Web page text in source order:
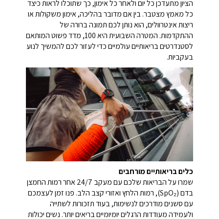
הציון מתעדכן כל יום ולאחר כל אימון, כך שתוכלו לראות כיצד
כל מאמץ מצטבר. בין אם מדובר בהליכה, אימון משקולות או
ריצות אינטרוולים, הוא נותן לכם תמונה ברורה של
ההתקדמות. המטרה השבועית היא 100, מדד פשוט המותאם
לסטנדרטים בריאותיים עולמיים כדי לעזור לכם להמשיך לנוע
בעקביות.
כלים בריאותיים מורחבים
שמרו על הבריאות שלכם עם מעקב 24/7 אחר רמות החמצן
בדם (SpO₂), רמות הלחץ ואזורי קצב הלב. פנו זמן לעצמכם
עם סשנים מודרכים לנשימות, בעוד תזכורות לשתייה
ולעמידה מעודדות הרגלים יומיומיים בריאים יותר. נשים יכולות